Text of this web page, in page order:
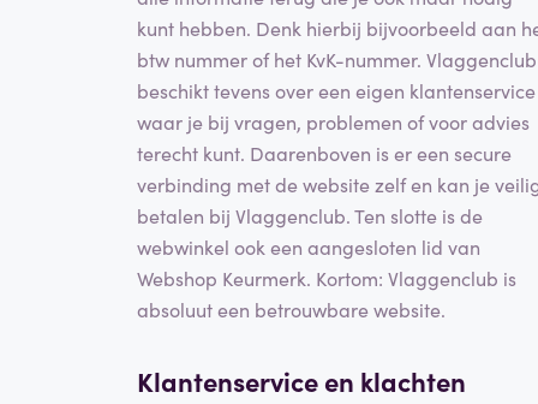
kunt hebben. Denk hierbij bijvoorbeeld aan
btw nummer of het KvK-nummer. Vlaggenclub
beschikt tevens over een eigen klantenservice
waar je bij vragen, problemen of voor advies
terecht kunt. Daarenboven is er een secure
verbinding met de website zelf en kan je
betalen bij Vlaggenclub. Ten slotte is de
webwinkel ook een aangesloten lid van
Webshop Keurmerk. Kortom: Vlaggenclub is
absoluut een betrouwbare website.
Klantenservice en klachten